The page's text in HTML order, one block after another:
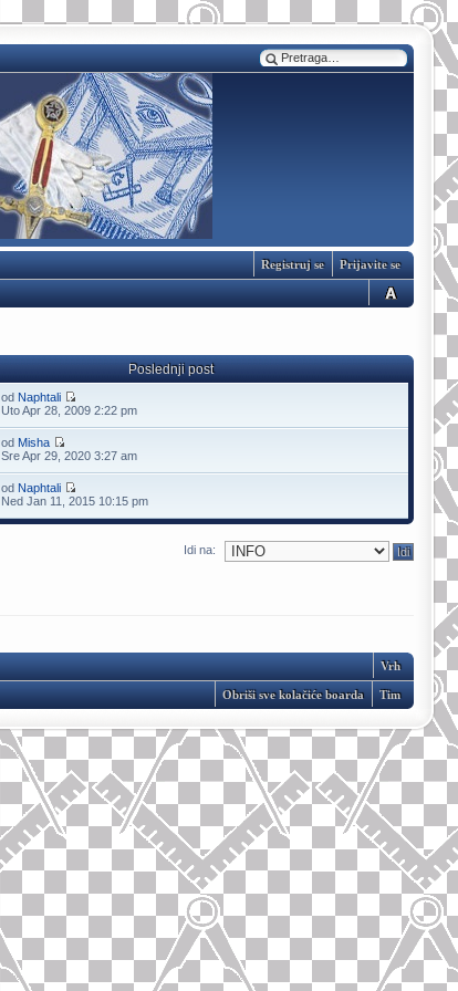
Prijavite se
Registruj se
Poslednji post
od Naphtali
Uto Apr 28, 2009 2:22 pm
od Misha
Sre Apr 29, 2020 3:27 am
od Naphtali
Ned Jan 11, 2015 10:15 pm
Idi na:
Vrh
Tim
Obriši sve kolačiće boarda